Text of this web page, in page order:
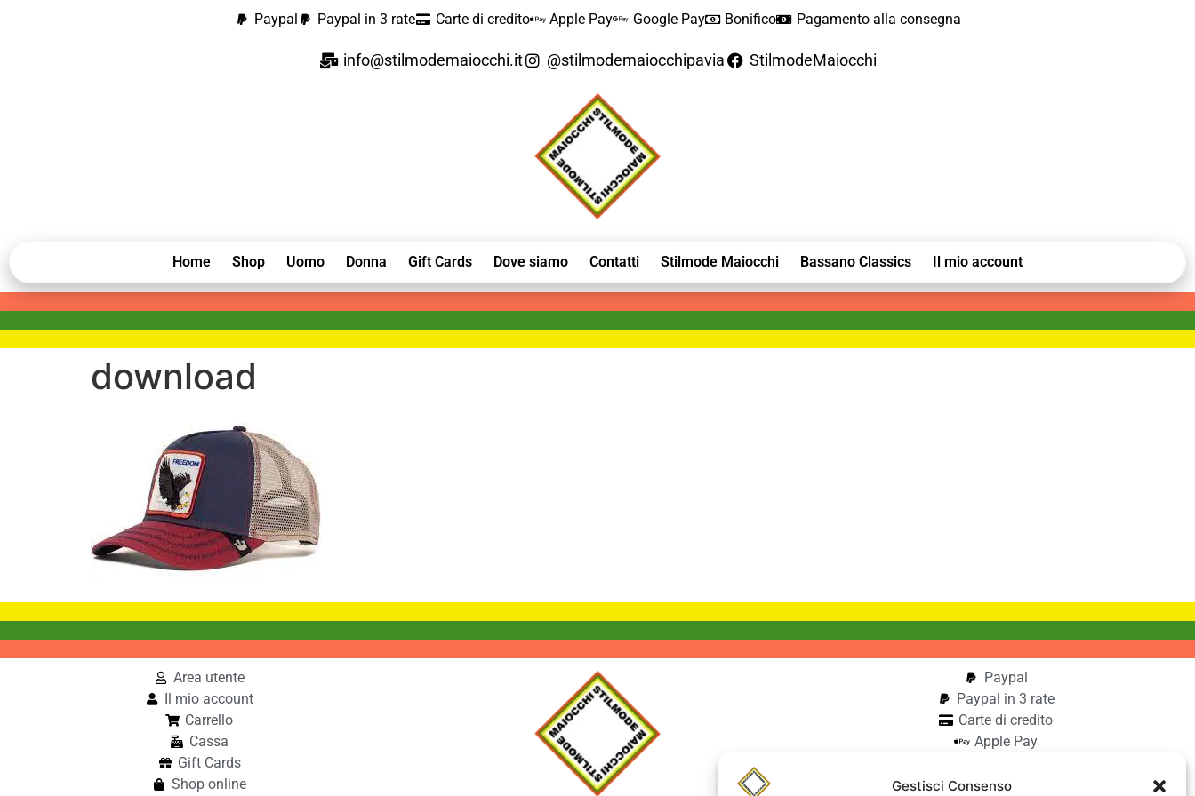
Gestisci Consenso
Paypal Paypal in 3 rate Carte di credito Apple Pay Google Pay Bonifico Pagamento alla consegna
info@stilmodemaiocchi.it @stilmodemaiocchipavia StilmodeMaiocchi
Home Shop Uomo Donna Gift Cards Dove siamo Contatti Stilmode Maiocchi Bassano Classics Il mio account
download
Area utente
Il mio account
Carrello
Cassa
Gift Cards
Shop online
Paypal
Paypal in 3 rate
Carte di credito
Apple Pay
Bonifico